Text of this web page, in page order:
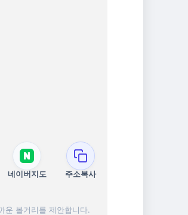
네이버지도 주소복사
운 볼거리를 제안합니다.